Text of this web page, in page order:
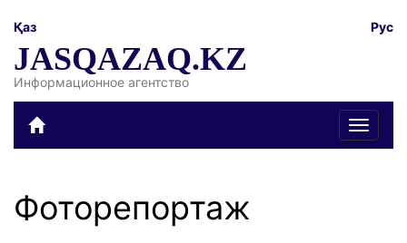
Қаз Рус
JASQAZAQ.KZ
Информационное агентство
Toggle
Фоторепортаж